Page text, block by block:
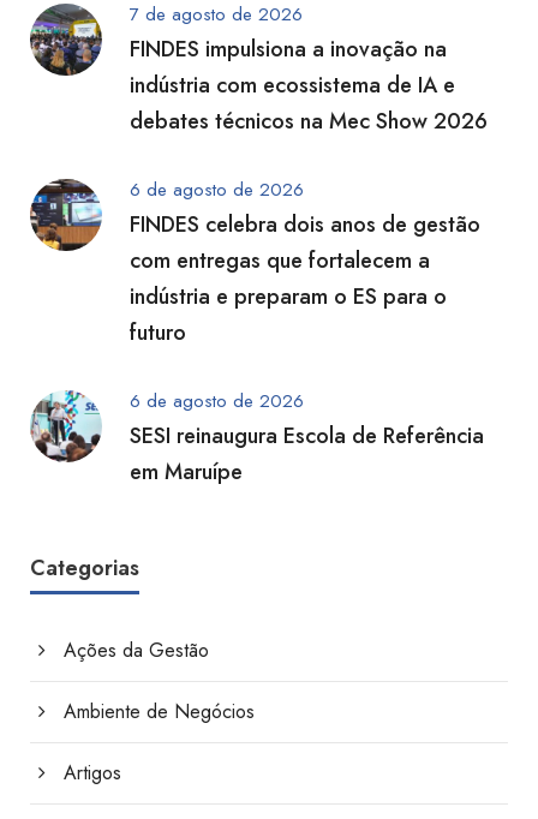
7 de agosto de 2026
FINDES impulsiona a inovação na
indústria com ecossistema de IA e
debates técnicos na Mec Show 2026
6 de agosto de 2026
FINDES celebra dois anos de gestão
com entregas que fortalecem a
indústria e preparam o ES para o
futuro
6 de agosto de 2026
SESI reinaugura Escola de Referência
em Maruípe
Categorias
Ações da Gestão
Ambiente de Negócios
Artigos